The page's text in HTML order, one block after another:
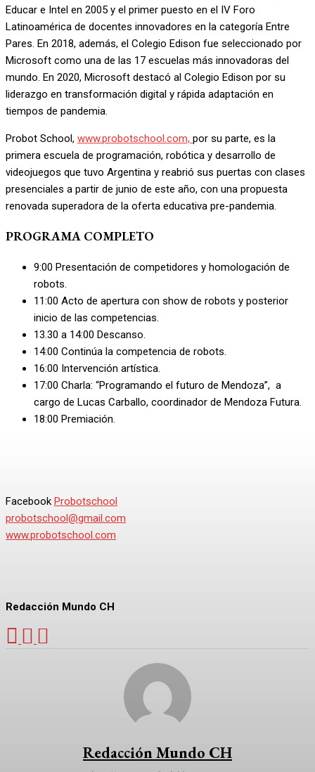
Educar e Intel en 2005 y el primer puesto en el IV Foro
Latinoamérica de docentes innovadores en la categoría Entre
Pares. En 2018, además, el Colegio Edison fue seleccionado por
Microsoft como una de las 17 escuelas más innovadoras del
mundo. En 2020, Microsoft destacó al Colegio Edison por su
liderazgo en transformación digital y rápida adaptación en
tiempos de pandemia.
Probot School, www.probotschool.com, por su parte, es la
primera escuela de programación, robótica y desarrollo de
videojuegos que tuvo Argentina y reabrió sus puertas con clases
presenciales a partir de junio de este año, con una propuesta
renovada superadora de la oferta educativa pre-pandemia.
PROGRAMA COMPLETO
9:00 Presentación de competidores y homologación de
robots.
11:00 Acto de apertura con show de robots y posterior
inicio de las competencias.
13.30 a 14:00 Descanso.
14:00 Continúa la competencia de robots.
16:00 Intervención artística.
17:00 Charla: “Programando el futuro de Mendoza”, a
cargo de Lucas Carballo, coordinador de Mendoza Futura.
18:00 Premiación.
Facebook Probotschool
probotschool@gmail.com
www.probotschool.com
Redacción Mundo CH
Redacción Mundo CH